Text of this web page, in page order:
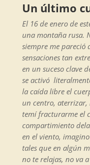
Un último
El 16 de enero de
una montaña rusa.
siempre me pareció
sensaciones tan
en un suceso clave
se activó
la caída libre el
un centro, aterrizar,
temí fracturarme el
compartimiento
en el viento,
tales que en algún
no te relajas, no va